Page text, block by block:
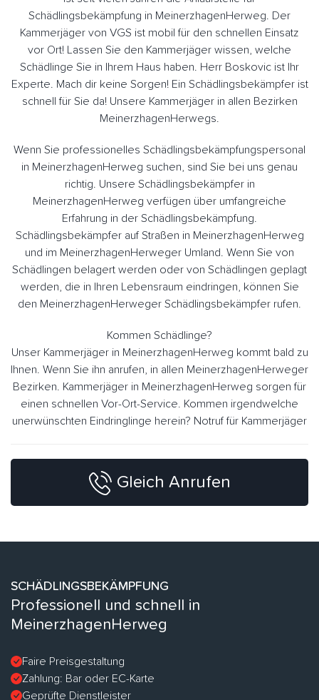
Schädlingsbekämpfung in MeinerzhagenHerweg. Der
Kammerjäger von VGS ist mobil für den schnellen Einsatz
vor Ort! Lassen Sie den Kammerjäger wissen, welche
Schädlinge Sie in Ihrem Haus haben. Herr Boskovic ist Ihr
Experte. Mach dir keine Sorgen! Ein Schädlingsbekämpfer ist
schnell für Sie da! Unsere Kammerjäger in allen Bezirken
MeinerzhagenHerwegs.
Wenn Sie professionelles Schädlingsbekämpfungspersonal
in MeinerzhagenHerweg suchen, sind Sie bei uns genau
richtig. Unsere Schädlingsbekämpfer in
MeinerzhagenHerweg verfügen über umfangreiche
Erfahrung in der Schädlingsbekämpfung.
Schädlingsbekämpfer auf Straßen in MeinerzhagenHerweg
und im MeinerzhagenHerweger Umland. Wenn Sie von
Schädlingen belagert werden oder von Schädlingen geplagt
werden, die in Ihren Lebensraum eindringen, können Sie
den MeinerzhagenHerweger Schädlingsbekämpfer rufen.
Kommen Schädlinge?
Unser Kammerjäger in MeinerzhagenHerweg kommt bald zu
Ihnen. Wenn Sie ihn anrufen, in allen MeinerzhagenHerweger
Bezirken. Kammerjäger in MeinerzhagenHerweg sorgen für
einen schnellen Vor-Ort-Service. Kommen irgendwelche
unerwünschten Eindringlinge herein? Notruf für Kammerjäger
Gleich Anrufen
SCHÄDLINGSBEKÄMPFUNG
Professionell und schnell in
MeinerzhagenHerweg
Faire Preisgestaltung
Zahlung: Bar oder EC-Karte
Geprüfte Dienstleister